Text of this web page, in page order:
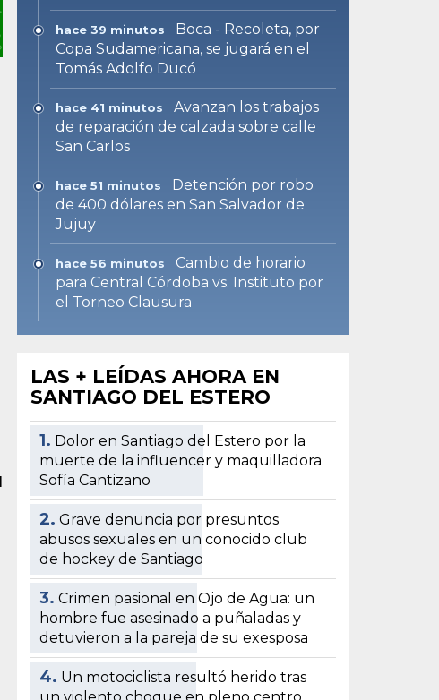
hace 39 minutos
Boca - Recoleta, por
Copa Sudamericana, se jugará en el
Tomás Adolfo Ducó
hace 41 minutos
Avanzan los trabajos
de reparación de calzada sobre calle
San Carlos
hace 51 minutos
Detención por robo
de 400 dólares en San Salvador de
Jujuy
hace 56 minutos
Cambio de horario
para Central Córdoba vs. Instituto por
el Torneo Clausura
LAS + LEÍDAS AHORA EN
SANTIAGO DEL ESTERO
1. Dolor en Santiago del Estero por la
muerte de la influencer y maquilladora
Sofía Cantizano
2. Grave denuncia por presuntos
abusos sexuales en un conocido club
de hockey de Santiago
3. Crimen pasional en Ojo de Agua: un
hombre fue asesinado a puñaladas y
detuvieron a la pareja de su exesposa
4. Un motociclista resultó herido tras